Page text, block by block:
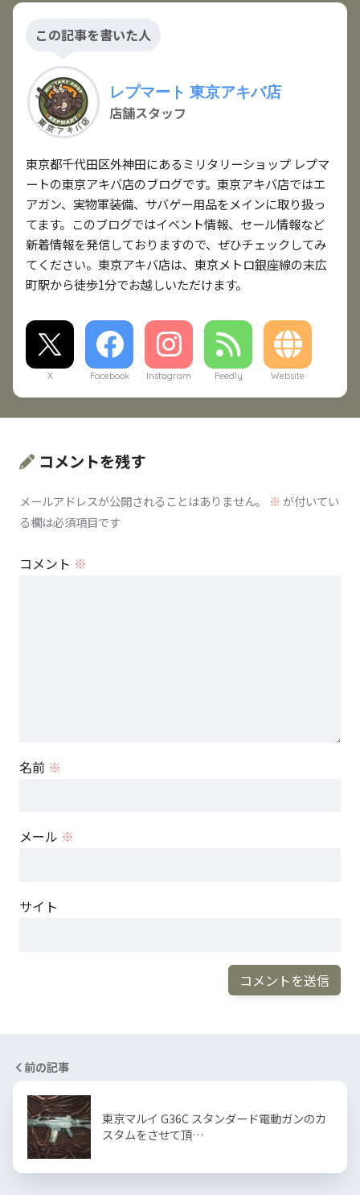
この記事を書いた人
レプマート 東京アキバ店
店舗スタッフ
東京都千代田区外神田にあるミリタリーショップ レプマ
ートの東京アキバ店のブログです。東京アキバ店ではエ
アガン、実物軍装備、サバゲー用品をメインに取り扱っ
てます。このブログではイベント情報、セール情報など
新着情報を発信しておりますので、ぜひチェックしてみ
てください。東京アキバ店は、東京メトロ銀座線の末広
町駅から徒歩1分でお越しいただけます。
X Facebook Instagram Feedly Website
コメントを残す
メールアドレスが公開されることはありません。 ※が付いてい
る欄は必須項目です
コメント ※
名前 ※
メール ※
サイト
前の記事
東京マルイ G36C スタンダード電動ガンのカ
スタムをさせて頂…